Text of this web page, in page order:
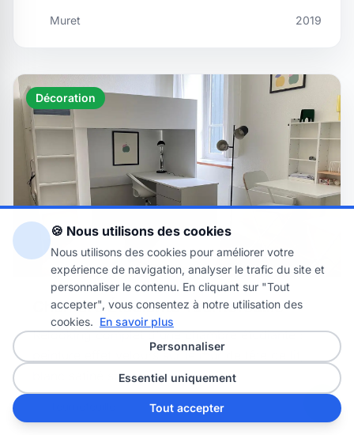
Muret 2019
Décoration
Chambre Étudiante Tournefeuille
Relooking complet d'une chambre étudiante :
peinture effet velours sur le mur de tête de lit,
blanc satiné sur les …
🍪 Nous utilisons des cookies
Nous utilisons des cookies pour améliorer votre
expérience de navigation, analyser le trafic du site et
personnaliser le contenu. En cliquant sur "Tout
accepter", vous consentez à notre utilisation des
cookies. En savoir plus
Personnaliser
Essentiel uniquement
Tout accepter